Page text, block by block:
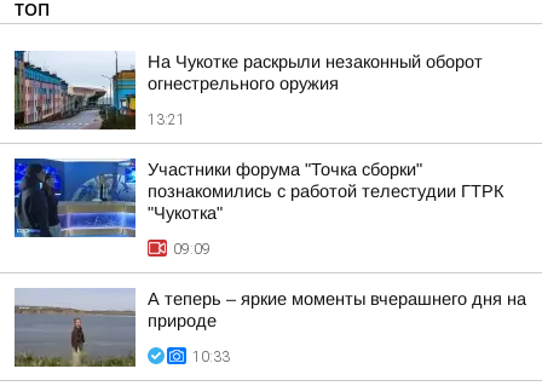
ТОП
На Чукотке раскрыли незаконный оборот
огнестрельного оружия
13:21
Участники форума "Точка сборки"
познакомились с работой телестудии ГТРК
"Чукотка"
09:09
А теперь – яркие моменты вчерашнего дня на
природе
10:33